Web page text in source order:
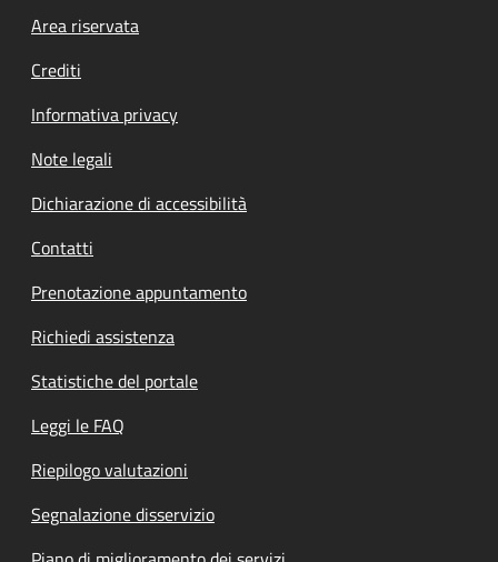
Footer menu
Area riservata
Crediti
Informativa privacy
Note legali
Dichiarazione di accessibilità
Contatti
Prenotazione appuntamento
Richiedi assistenza
Statistiche del portale
Leggi le FAQ
Riepilogo valutazioni
Segnalazione disservizio